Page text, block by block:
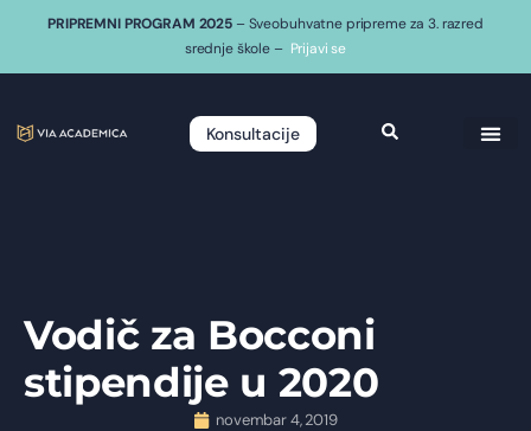
PRIPREMNI PROGRAM 2025 – Sveobuhvatne pripreme za 3. razred
srednje škole – Prijavi se
Konsultacije
Vodič za Bocconi
stipendije u 2020
novembar 4, 2019